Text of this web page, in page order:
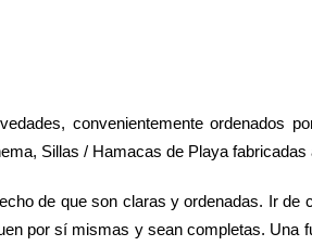
página
de
convenientemente ordenados
Sillas / Hamacas de Playa
de que son claras y ordenadas. Ir
por sí mismas y sean completas. Una